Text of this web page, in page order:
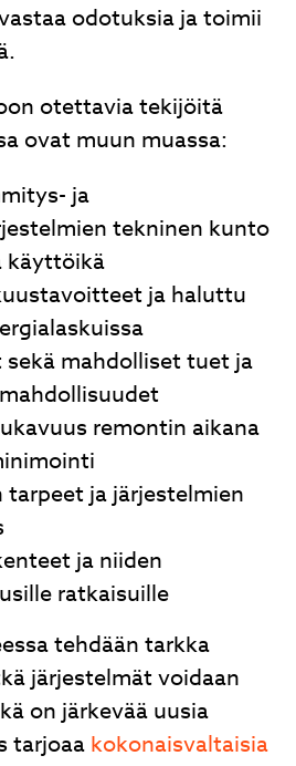
odotuksia ja toimii
otettavia tekijöitä
ovat muun muassa:
ja
tekninen kunto
käyttöikä
ja haluttu
mahdolliset tuet ja
remontin aikana
tarpeet ja järjestelmien
ja niiden
ratkaisuille
tehdään tarkka
järjestelmät voidaan
on järkevää uusia
tarjoaa kokonaisvaltaisia